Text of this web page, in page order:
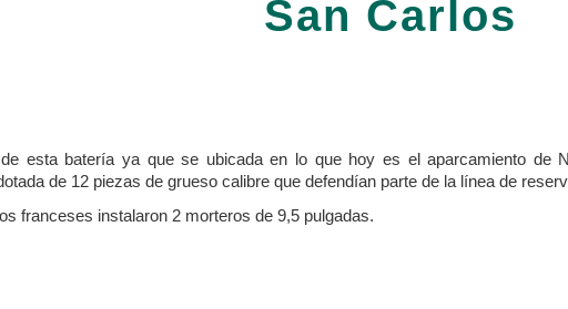
San Carlos
esta batería ya que se ubicada en lo que hoy es el aparcamiento de
de 12 piezas de grueso calibre que defendían parte de la línea de
franceses instalaron 2 morteros de 9,5 pulgadas.